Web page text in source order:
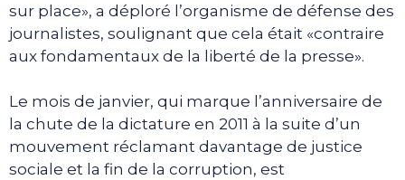
sur place», a déploré l’organisme de défense des
journalistes, soulignant que cela était «contraire
aux fondamentaux de la liberté de la presse».
Le mois de janvier, qui marque l’anniversaire de
la chute de la dictature en 2011 à la suite d’un
mouvement réclamant davantage de justice
sociale et la fin de la corruption, est